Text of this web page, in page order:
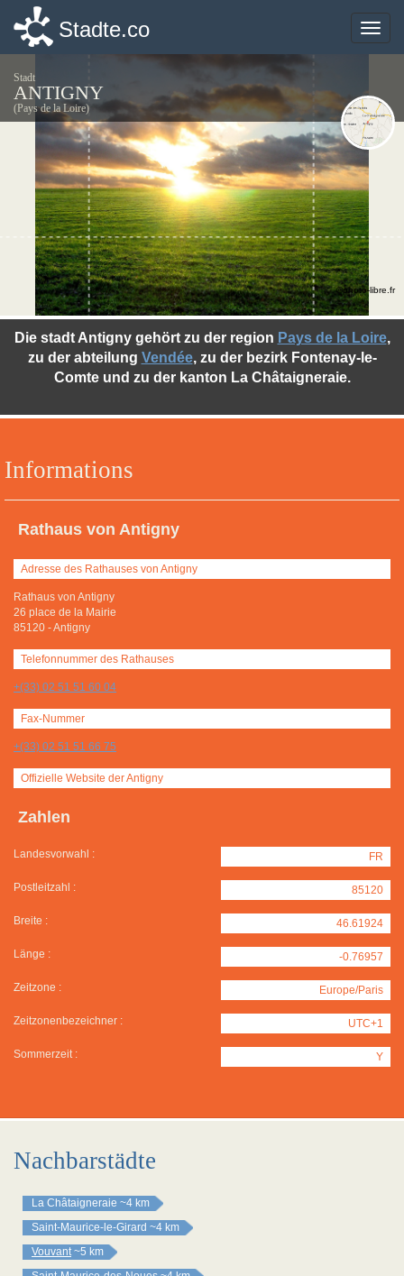
Toggle
Stadte.co
Stadt
ANTIGNY
(Pays de la Loire)
Informations
Rathaus von Antigny
Adresse des Rathauses von Antigny
Rathaus von Antigny
26 place de la Mairie
85120 -Antigny
Telefonnummer des Rathauses
+(33) 02 51 51 60 04
Fax-Nummer
+(33) 02 51 51 66 75
Offizielle Website der Antigny
Zahlen
Landesvorwahl : FR
Postleitzahl : 85120
Breite : 46.61924
Länge : -0.76957
Zeitzone : Europe/Paris
Zeitzonenbezeichner : UTC+1
Sommerzeit : Y
Die stadt Antigny gehört zu der region Pays de la Loire,
zu der abteilung Vendée, zu der bezirk Fontenay-le-
Comte und zu der kanton La Châtaigneraie.
©photo-libre.fr
Nachbarstädte
La Châtaigneraie ~4 km
Saint-Maurice-le-Girard ~4 km
Vouvant ~5 km
Toggle
Stadte.co